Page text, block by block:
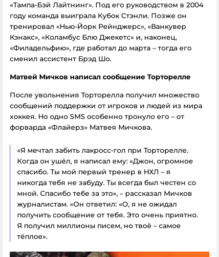
«Тампа-Бэй Лайтнинг». Под его руководством в 2004
году команда выиграла Кубок Стэнли. Позже он
тренировал «Нью-Йорк Рейнджерс», «Ванкувер
Кэнакс», «Коламбус Блю Джекетс» и, наконец,
«Филадельфию», где работал до марта – тогда его
сменил ассистент Брэд Шо.
Матвей Мичков написал сообщение Торторелле
После увольнения Торторелла получил множество
сообщений поддержки от игроков и людей из мира
хоккея. Но одно SMS особенно тронуло его – от
форварда «Флайерз» Матвея Мичкова.
«Я мечтал забить лакросс-гол при Торторелле.
Когда он ушёл, я написал ему: «Джон, огромное
спасибо. Ты мой первый тренер в НХЛ – я
никогда тебя не забуду. Ты всегда был честен со
мной. Спасибо тебе за это», – рассказал Мичков
журналистам. «Он ответил: «О, я не ожидал
получить сообщение от тебя. Это очень приятно.
Я получил миллионы писем, но твоё – самое
тёплое».